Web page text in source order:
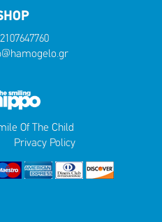
Of The Child
Privacy Policy